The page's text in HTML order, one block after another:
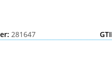
281647